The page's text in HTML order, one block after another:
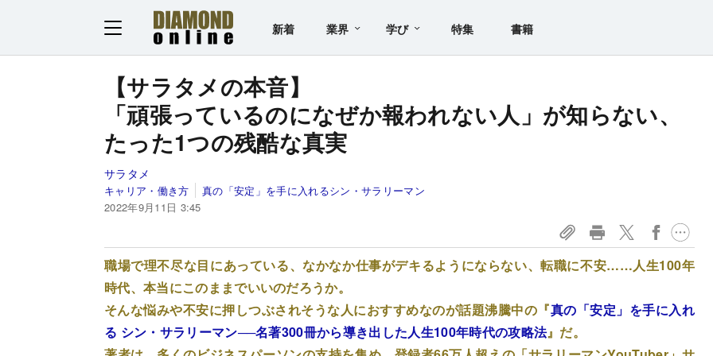
新着 業界 学び 特集 書籍
【サラタメの本音】
「頑張っているのになぜか報われない人」が知らない、
たった1つの残酷な真実
サラタメ
キャリア・働き方
真の「安定」を手に入れるシン・サラリーマン
2022年9月11日 3:45
職場で理不尽な目にあっている、なかなか仕事がデキるようにならない、転職に不安……人生100年
時代、本当にこのままでいいのだろうか。
そんな悩みや不安に押しつぶされそうな人におすすめなのが話題沸騰中の『真の「安定」を手に入れ
る シン・サラリーマン──名著300冊から導き出した人生100年時代の攻略法』だ。